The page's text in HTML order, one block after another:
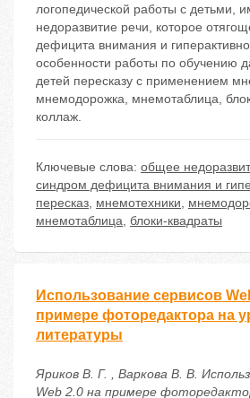
логопедической работы с
недоразвитие речи, которое
дефицита внимания и
особенности работы по обучению
детей пересказу с применением
мнемодорожка, мнемотаблица,
коллаж.
Ключевые слова: общее
синдром дефицита внимания и
пересказ, мнемотехники,
мнемотаблица, блоки-квадраты
Использование сервисов
примере фоторедактора на
литературы
Яриков В. Г. , Варкова В. В.
Web 2.0 на примере